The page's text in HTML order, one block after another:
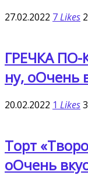
27.02.2022 7Likes
ГРЕЧКА
ну, оОчень
20.02.2022 1 Likes
Торт
оОчень